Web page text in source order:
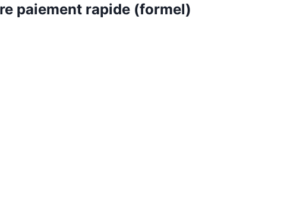
paiement rapide (formel)